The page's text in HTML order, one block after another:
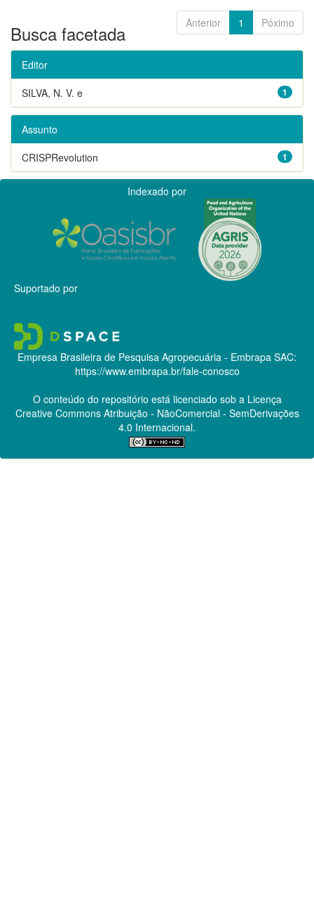
Anterior 1 Póximo
Busca facetada
Editor
1
SILVA, N. V. e
Assunto
1
CRISPRevolution
Indexado por
Suportado por
Empresa Brasileira de Pesquisa Agropecuária - Embrapa SAC:
https://www.embrapa.br/fale-conosco
O conteúdo do repositório está licenciado sob a Licença
Creative CommonsAtribuição - NãoComercial - SemDerivações
4.0 Internacional.